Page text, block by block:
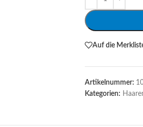
Auf die
Artikelnummer:
Kategorien: